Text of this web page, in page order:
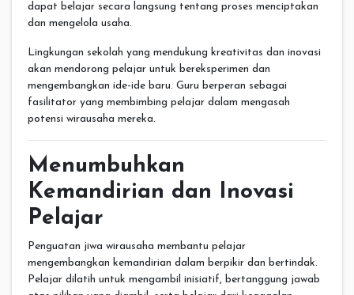
dapat belajar secara langsung tentang proses menciptakan
dan mengelola usaha.
Lingkungan sekolah yang mendukung kreativitas dan inovasi
akan mendorong pelajar untuk bereksperimen dan
mengembangkan ide-ide baru. Guru berperan sebagai
fasilitator yang membimbing pelajar dalam mengasah
potensi wirausaha mereka.
Menumbuhkan
Kemandirian dan Inovasi
Pelajar
Penguatan jiwa wirausaha membantu pelajar
mengembangkan kemandirian dalam berpikir dan bertindak.
Pelajar dilatih untuk mengambil inisiatif, bertanggung jawab